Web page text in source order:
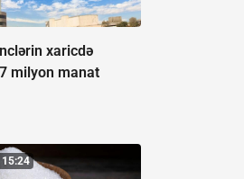
xaricdə
milyon manat